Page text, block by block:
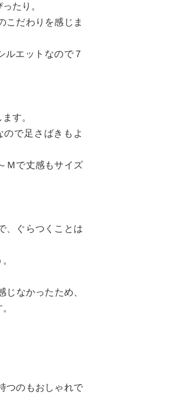
たり。
こだわりを感じま
ルエットなので７
す。
で足さばきもよ
Ｍで丈感もサイズ
、ぐらつくことは
じなかったため、
つのもおしゃれで